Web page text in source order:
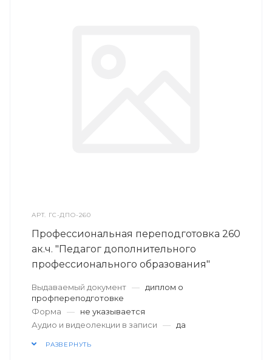
АРТ. ГС-ДПО-260
Профессиональная переподготовка 260
ак.ч. "Педагог дополнительного
профессионального образования"
Выдаваемый документ —
диплом о
профпереподготовке
Форма
—
не указывается
Аудио и видеолекции в записи
— да
РАЗВЕРНУТЬ